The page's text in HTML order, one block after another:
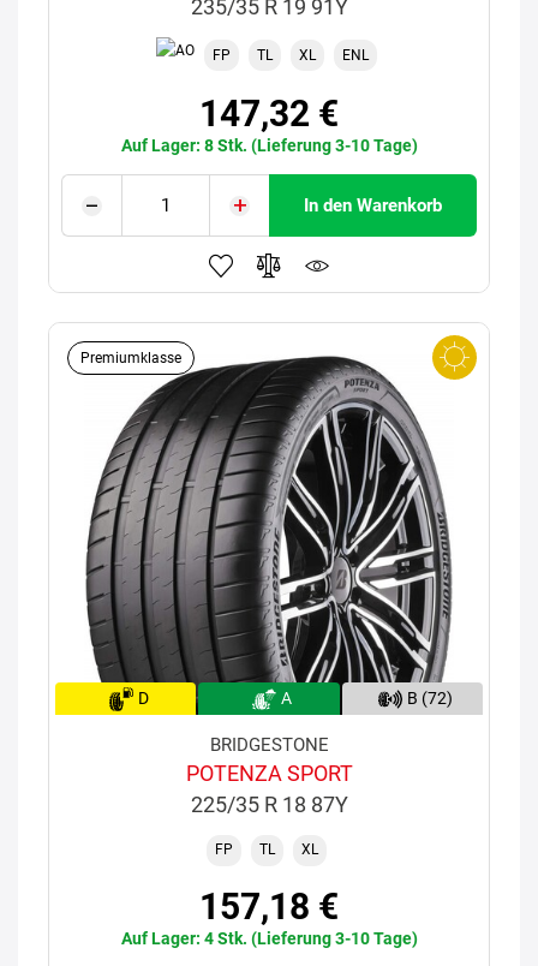
235/35 R 19 91Y
FP TL XL ENL
147,32 €
Auf Lager: 8 Stk. (Lieferung 3-10 Tage)
In den Warenkorb
Premiumklasse
D A B (72)
BRIDGESTONE
POTENZA SPORT
225/35 R 18 87Y
FP TL XL
157,18 €
Auf Lager: 4 Stk. (Lieferung 3-10 Tage)